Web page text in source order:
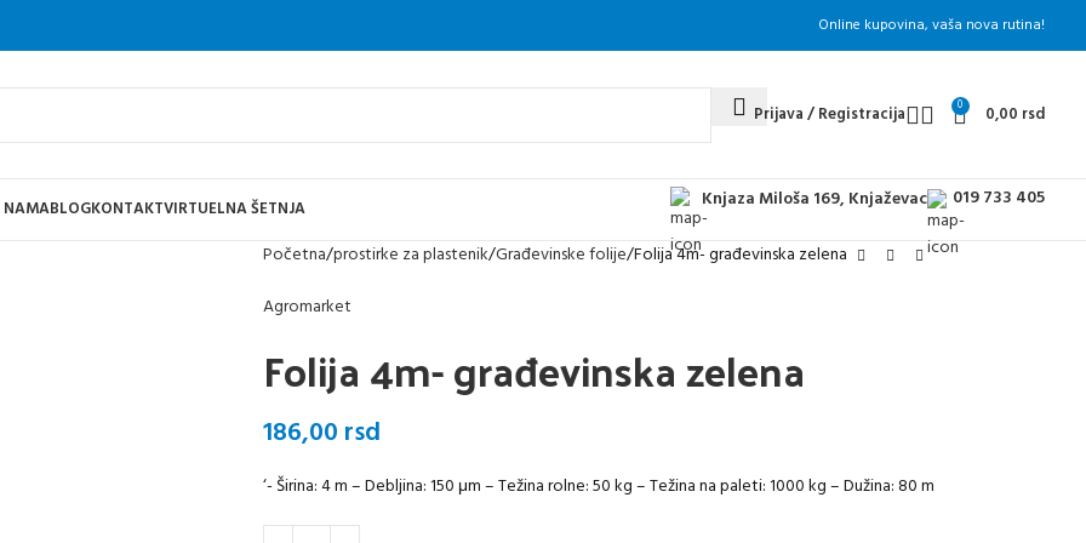
Online kupovina, vaša nova rutina!
Prijava / Registracija 0 0,00 rsd
NAMABLOGKONTAKTVIRTUELNA ŠETNJA Knjaza Miloša 169, Knjaževac 019 733 405
Početna prostirke za plastenik Građevinske folije Folija 4m- građevinska zelena
Agromarket
Folija 4m- građevinska zelena
186,00 rsd
‘- Širina: 4 m – Debljina: 150 μm – Težina rolne: 50 kg – Težina na paleti: 1000 kg – Dužina: 80 m